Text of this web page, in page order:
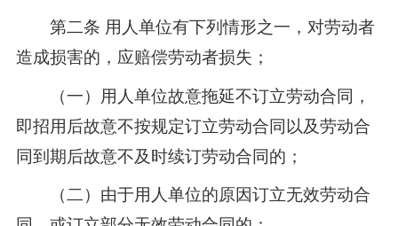
第二条 用人单位有下列情形之一，对劳动者
造成损害的，应赔偿劳动者损失；
（一）用人单位故意拖延不订立劳动合同，
即招用后故意不按规定订立劳动合同以及劳动合
同到期后故意不及时续订劳动合同的；
（二）由于用人单位的原因订立无效劳动合